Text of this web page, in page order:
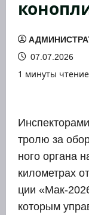
07.07.2026
1 минуты чтение
тро­лю за
но­го орга­на
кило­мет­рах
ции «Мак-
кото­рым